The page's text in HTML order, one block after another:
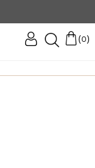
(0)